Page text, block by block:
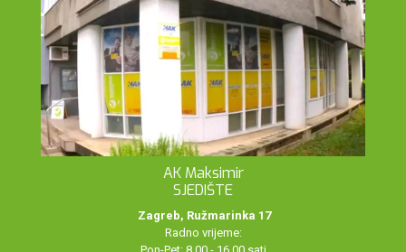
AK Maksimir
SJEDIŠTE
Zagreb, Ružmarinka 17
Radno vrijeme: